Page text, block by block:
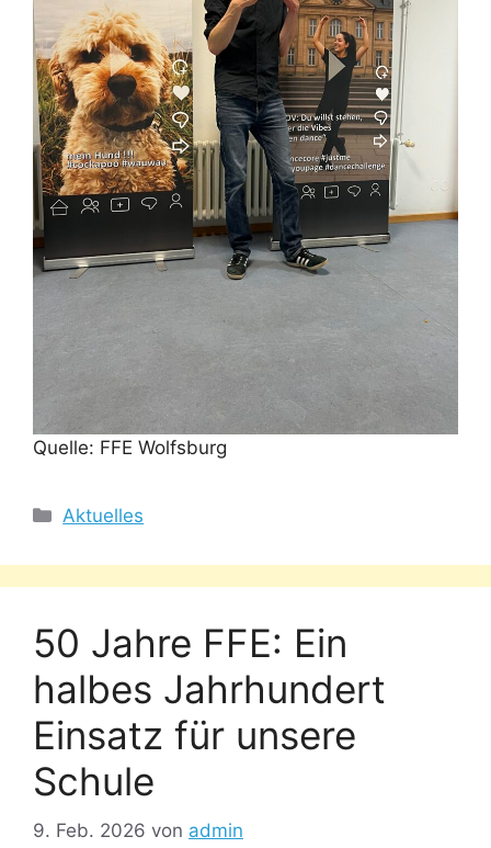
Quelle: FFE Wolfsburg
Kategorien
Aktuelles
50 Jahre FFE: Ein
halbes Jahrhundert
Einsatz für unsere
Schule
9. Feb. 2026 von admin